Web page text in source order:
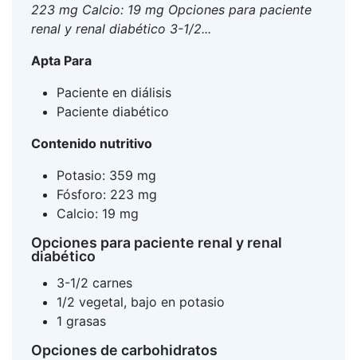
223 mg Calcio: 19 mg Opciones para paciente
renal y renal diabético 3-1/2...
Apta Para
Paciente en diálisis
Paciente diabético
Contenido nutritivo
Potasio: 359 mg
Fósforo: 223 mg
Calcio: 19 mg
Opciones para paciente renal y renal
diabético
3-1/2 carnes
1/2 vegetal, bajo en potasio
1 grasas
Opciones de carbohidratos